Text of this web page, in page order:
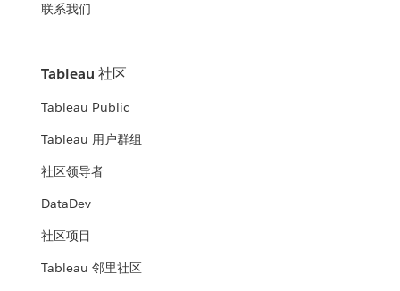
联系我们
Tableau 社区
Tableau Public
Tableau 用户群组
社区领导者
DataDev
社区项目
Tableau 邻里社区